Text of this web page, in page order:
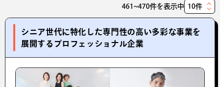
461~470件を表示中
表
件
シニア世代に特化した専門性の高い多彩な事業を
展開するプロフェッショナル企業